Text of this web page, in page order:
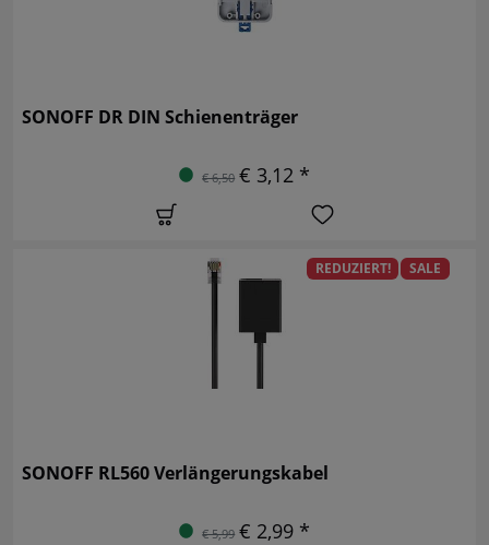
SONOFF DR DIN Schienenträger
€ 6,50 € 3,12 *
REDUZIERT! SALE
SONOFF RL560 Verlängerungskabel
€ 5,99 € 2,99 *